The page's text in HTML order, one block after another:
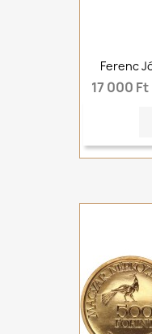
Ferenc
17 000 Ft